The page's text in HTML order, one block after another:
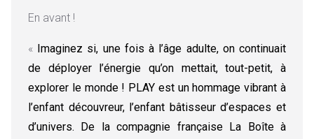
En avant !
« Imaginez si, une fois à l’âge adulte, on continuait
de déployer l’énergie qu’on mettait, tout-petit, à
explorer le monde ! PLAY est un hommage vibrant à
l’enfant découvreur, l’enfant bâtisseur d’espaces et
d’univers. De la compagnie française La Boîte à